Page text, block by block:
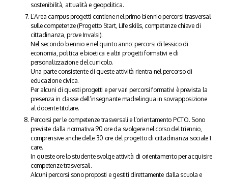
sostenibilità, attualità e geopolitica.
L’Area campus progetti contiene nel primo biennio percorsi trasversali
sulle competenze (Progetto Start, Life skills, competenze chiave di
cittadinanza, prove Invalsi).
Nel secondo biennio e nel quinto anno: percorsi di lessico di
economia, politica e bioetica e altri progetti formativi e di
personalizzazione del curricolo.
Una parte consistente di queste attività rientra nel percorso di
educazione civica.
Per alcuni di questi progetti e per vari percorsi formativi è prevista la
presenza in classe dell’insegnante madrelingua in sovrapposizione
al docente titolare.
Percorsi per le competenze trasversali e l’orientamento PCTO. Sono
previste dalla normativa 90 ore da svolgere nel corso del triennio,
comprensive anche delle 30 ore del progetto di cittadinanza sociale I
care.
In queste ore lo studente svolge attività di orientamento per acquisire
competenze trasversali.
Alcuni percorsi sono proposti e gestiti direttamente dalla scuola e